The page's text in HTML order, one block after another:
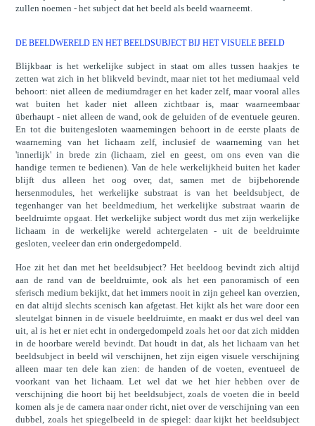
zullen noemen - het subject dat het beeld als beeld waarneemt.
DE BEELDWERELD EN HET BEELDSUBJECT BIJ HET VISUELE BEELD
Blijkbaar is het werkelijke subject in staat om alles tussen haakjes te
zetten wat zich in het blikveld bevindt, maar niet tot het mediumaal veld
behoort: niet alleen de mediumdrager en het kader zelf, maar vooral alles
wat buiten het kader niet alleen zichtbaar is, maar waarneembaar
überhaupt - niet alleen de wand, ook de geluiden of de eventuele geuren.
En tot die buitengesloten waarnemingen behoort in de eerste plaats de
waarneming van het lichaam zelf, inclusief de waarneming van het
'innerlijk' in brede zin (lichaam, ziel en geest, om ons even van die
handige termen te bedienen). Van de hele werkelijkheid buiten het kader
blijft dus alleen het oog over, dat, samen met de bijbehorende
hersenmodules, het werkelijke substraat is van het beeldsubject, de
tegenhanger van het beeldmedium, het werkelijke substraat waarin de
beeldruimte opgaat. Het werkelijke subject wordt dus met zijn werkelijke
lichaam in de werkelijke wereld achtergelaten - uit de beeldruimte
gesloten, veeleer dan erin ondergedompeld.
Hoe zit het dan met het beeldsubject? Het beeldoog bevindt zich altijd
aan de rand van de beeldruimte, ook als het een panoramisch of een
sferisch medium bekijkt, dat het immers nooit in zijn geheel kan overzien,
en dat altijd slechts scenisch kan afgetast. Het kijkt als het ware door een
sleutelgat binnen in de visuele beeldruimte, en maakt er dus wel deel van
uit, al is het er niet echt in ondergedompeld zoals het oor dat zich midden
in de hoorbare wereld bevindt. Dat houdt in dat, als het lichaam van het
beeldsubject in beeld wil verschijnen, het zijn eigen visuele verschijning
alleen maar ten dele kan zien: de handen of de voeten, eventueel de
voorkant van het lichaam. Let wel dat we het hier hebben over de
verschijning die hoort bij het beeldsubject, zoals de voeten die in beeld
komen als je de camera naar onder richt, niet over de verschijning van een
dubbel, zoals het spiegelbeeld in de spiegel: daar kijkt het beeldsubject